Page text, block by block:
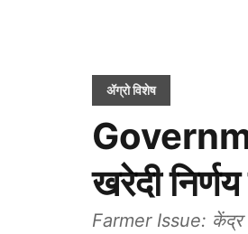
ॲग्रो विशेष
खरेदी
Farmer Issue: केंद्र